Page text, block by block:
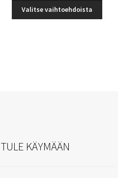
-
43,55 €
Valitse vaihtoehdoista
TULE KÄYMÄÄN